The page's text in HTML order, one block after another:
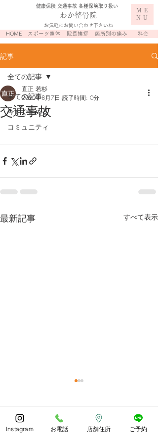
お気軽にお問い合わせ下さいね
わか整骨院
​健康保険 交通事故 各種保険取り扱い
ME
NU
スポーツ整体 院長挨拶 箇所別の痛み
HOME 料金
記事
全ての記事
今すぐ始める
コミュニティ
全ての記事
交通事故
直正 若杉
2020年8月7日 読了時間: 0分
最新記事 すべて表示
あっとゆう間の1年でしたね
皆様どのようにお過ごしでし
コメント
Instagram お電話 店舗住所 ご予約